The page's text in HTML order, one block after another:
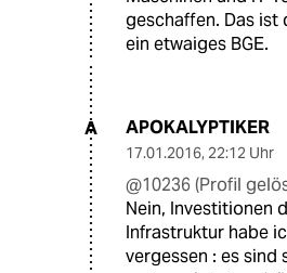
geschaffen. Das ist
ein etwaiges BGE.
A APOKALYPTIKER
17.01.2016, 22:12 Uhr
@10236 (Profil
Nein, Investitionen
Infrastruktur habe
vergessen : es sind